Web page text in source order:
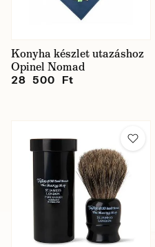
Konyha készlet utazáshoz
Opinel Nomad
28 500 Ft